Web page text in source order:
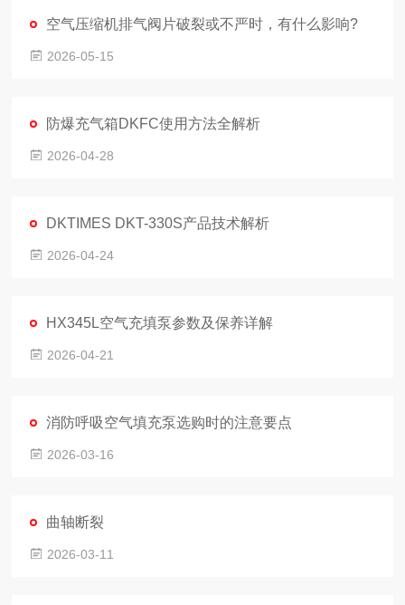
空气压缩机排气阀片破裂或不严时，有什么影响?
2026-05-15
防爆充气箱DKFC使用方法全解析
2026-04-28
DKTIMES DKT-330S产品技术解析
2026-04-24
HX345L空气充填泵参数及保养详解
2026-04-21
消防呼吸空气填充泵选购时的注意要点
2026-03-16
曲轴断裂
2026-03-11